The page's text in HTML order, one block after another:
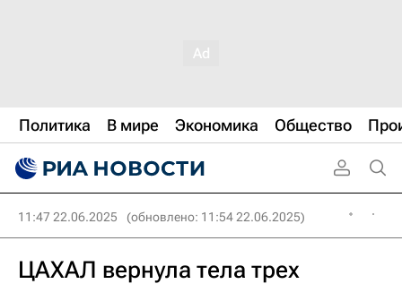
Политика В мире Экономика Общество
11:47 22.06.2025 (обновлено: 11:54 22.06.2025)
ЦАХАЛ вернула тела трех